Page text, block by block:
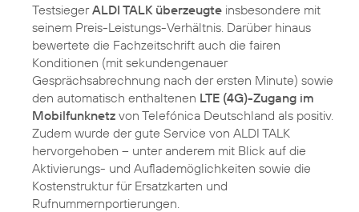
TestsiegerALDI TALK überzeugte insbesondere mit
seinem Preis-Leistungs-Verhältnis. Darüber hinaus
bewertete die Fachzeitschrift auch die fairen
Konditionen (mit sekundengenauer
Gesprächsabrechnung nach der ersten Minute) sowie
den automatisch enthaltenen LTE (4G)-Zugang im
Mobilfunknetz von Telefónica Deutschland als positiv.
Zudem wurde der gute Service von ALDI TALK
hervorgehoben – unter anderem mit Blick auf die
Aktivierungs- und Auflademöglichkeiten sowie die
Kostenstruktur für Ersatzkarten und
Rufnummernportierungen.